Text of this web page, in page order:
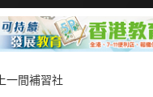
一間補習社